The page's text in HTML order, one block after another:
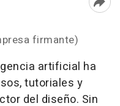
firmante)
artificial ha
tutoriales y
del diseño. Sin